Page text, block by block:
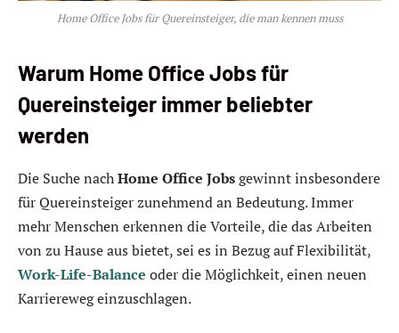
Home Office Jobs für Quereinsteiger, die man kennen muss
Warum Home Office Jobs für
Quereinsteiger immer beliebter
werden
Die Suche nachHome Office Jobsgewinnt insbesondere
für Quereinsteiger zunehmend an Bedeutung. Immer
mehr Menschen erkennen die Vorteile, die das Arbeiten
von zu Hause aus bietet, sei es in Bezug auf Flexibilität,
Work-Life-Balance oder die Möglichkeit, einen neuen
Karriereweg einzuschlagen.